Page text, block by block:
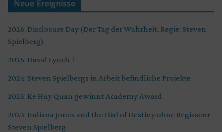
Neue Ereignisse
2026: Disclosure Day (Der Tag der Wahrheit, Regie: Steven
Spielberg)
2025: David Lynch †
2024: Steven Spielbergs in Arbeit befindliche Projekte
2023: Ke Huy Quan gewinnt Academy Award
2023: Indiana Jones and the Dial of Destiny ohne Regisseur
Steven Spielberg